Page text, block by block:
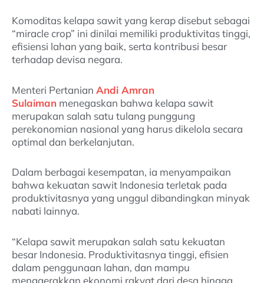
Komoditas kelapa sawit yang kerap disebut sebagai
“miracle crop” ini dinilai memiliki produktivitas tinggi,
efisiensi lahan yang baik, serta kontribusi besar
terhadap devisa negara.
Menteri Pertanian Andi Amran
Sulaiman menegaskan bahwa kelapa sawit
merupakan salah satu tulang punggung
perekonomian nasional yang harus dikelola secara
optimal dan berkelanjutan.
Dalam berbagai kesempatan, ia menyampaikan
bahwa kekuatan sawit Indonesia terletak pada
produktivitasnya yang unggul dibandingkan minyak
nabati lainnya.
“Kelapa sawit merupakan salah satu kekuatan
besar Indonesia. Produktivitasnya tinggi, efisien
dalam penggunaan lahan, dan mampu
menggerakkan ekonomi rakyat dari desa hingga